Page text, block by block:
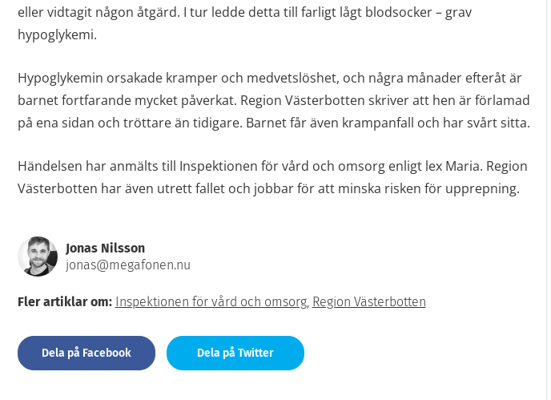
eller vidtagit någon åtgärd. I tur ledde detta till farligt lågt blodsocker – grav
hypoglykemi.
Hypoglykemin orsakade kramper och medvetslöshet, och några månader efteråt är
barnet fortfarande mycket påverkat. Region Västerbotten skriver att hen är förlamad
på ena sidan och tröttare än tidigare. Barnet får även krampanfall och har svårt sitta.
Händelsen har anmälts till Inspektionen för vård och omsorg enligt lex Maria. Region
Västerbotten har även utrett fallet och jobbar för att minska risken för upprepning.
Jonas Nilsson
jonas@megafonen.nu
Fler artiklar om: Inspektionen för vård och omsorg, Region Västerbotten
Dela på Facebook Dela på Twitter